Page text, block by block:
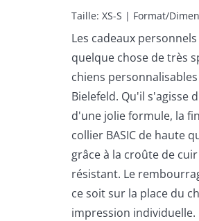
Taille: XS-S | Format/
Les cadeaux
quelque chose de très
chiens
Bielefeld. Qu'il
d'une jolie formule, la
collier BASIC de haute
grâce à la croûte de
résistant. Le
ce soit sur la place du
impression